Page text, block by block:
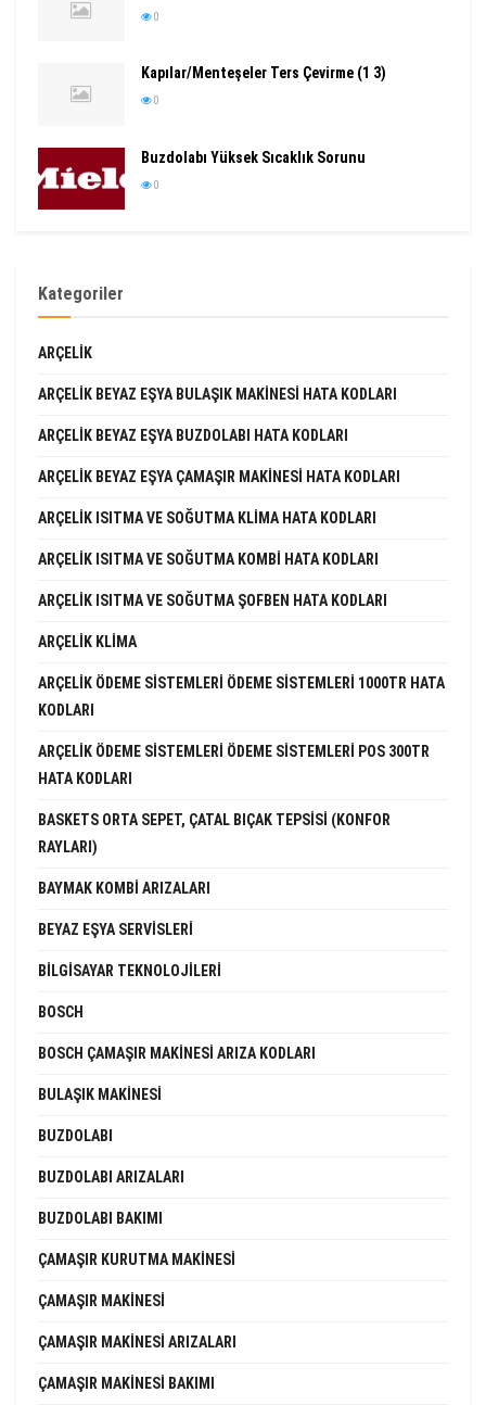
0
Kapılar/Menteşeler Ters Çevirme (1 3)
0
Buzdolabı Yüksek Sıcaklık Sorunu
0
Kategoriler
ARÇELIK
ARÇELIK BEYAZ EŞYA BULAŞIK MAKINESI HATA KODLARI
ARÇELIK BEYAZ EŞYA BUZDOLABI HATA KODLARI
ARÇELIK BEYAZ EŞYA ÇAMAŞIR MAKINESI HATA KODLARI
ARÇELIK ISITMA VE SOĞUTMA KLIMA HATA KODLARI
ARÇELIK ISITMA VE SOĞUTMA KOMBI HATA KODLARI
ARÇELIK ISITMA VE SOĞUTMA ŞOFBEN HATA KODLARI
ARÇELIK KLIMA
ARÇELIK ÖDEME SISTEMLERI ÖDEME SISTEMLERI 1000TR HATA
KODLARI
ARÇELIK ÖDEME SISTEMLERI ÖDEME SISTEMLERI POS 300TR
HATA KODLARI
BASKETS ORTA SEPET, ÇATAL BIÇAK TEPSISI (KONFOR
RAYLARI)
BAYMAK KOMBI ARIZALARI
BEYAZ EŞYA SERVISLERI
BILGISAYAR TEKNOLOJILERI
BOSCH
BOSCH ÇAMAŞIR MAKINESI ARIZA KODLARI
BULAŞIK MAKINESI
BUZDOLABI
BUZDOLABI ARIZALARI
BUZDOLABI BAKIMI
ÇAMAŞIR KURUTMA MAKINESI
ÇAMAŞIR MAKINESI
ÇAMAŞIR MAKINESI ARIZALARI
ÇAMAŞIR MAKINESI BAKIMI